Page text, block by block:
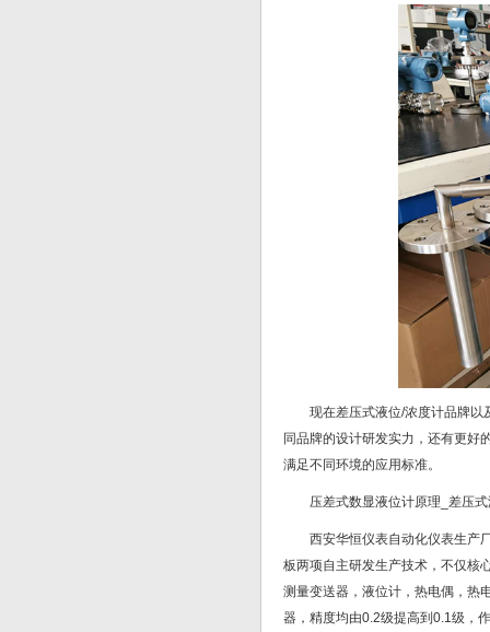
现在差压式液位/浓度计品牌
同品牌的设计研发实力，还有更好
满足不同环境的应用标准。
压差式数显液位计原理_差压
西安华恒仪表自动化仪表生产
板两项自主研发生产技术，不仅核
测量变送器，液位计，热电偶，热
器，精度均由0.2级提高到0.1级，